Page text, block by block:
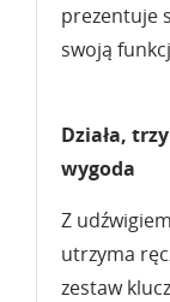
prezentuje
swoją
Działa,
wygoda
Z
utrzyma
zestaw